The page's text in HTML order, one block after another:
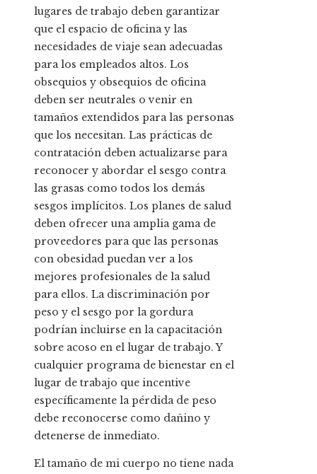
lugares de trabajo deben garantizar
que el espacio de oficina y las
necesidades de viaje sean adecuadas
para los empleados altos. Los
obsequios y obsequios de oficina
deben ser neutrales o venir en
tamaños extendidos para las personas
que los necesitan. Las prácticas de
contratación deben actualizarse para
reconocer y abordar el sesgo contra
las grasas como todos los demás
sesgos implícitos. Los planes de salud
deben ofrecer una amplia gama de
proveedores para que las personas
con obesidad puedan ver a los
mejores profesionales de la salud
para ellos. La discriminación por
peso y el sesgo por la gordura
podrían incluirse en la capacitación
sobre acoso en el lugar de trabajo. Y
cualquier programa de bienestar en el
lugar de trabajo que incentive
específicamente la pérdida de peso
debe reconocerse como dañino y
detenerse de inmediato.
El tamaño de mi cuerpo no tiene nada